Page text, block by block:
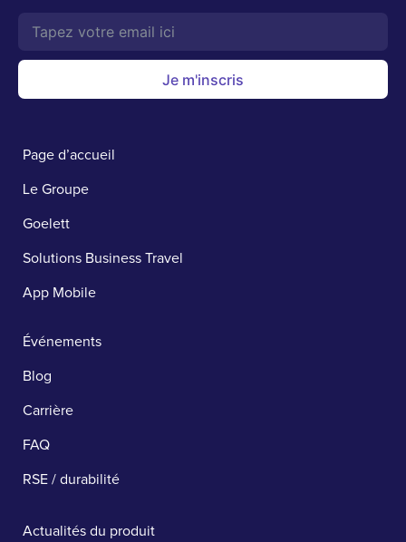
Je m'inscris
Page d’accueil
Le Groupe
Goelett
Solutions Business Travel
App Mobile
Événements
Blog
Carrière
FAQ
RSE / durabilité
Actualités du produit